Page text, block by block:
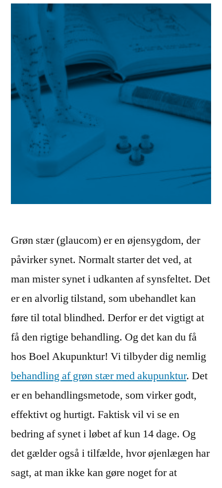
Grøn stær (glaucom) er en øjensygdom, der
påvirker synet. Normalt starter det ved, at
man mister synet i udkanten af synsfeltet. Det
er en alvorlig tilstand, som ubehandlet kan
føre til total blindhed. Derfor er det vigtigt at
få den rigtige behandling. Og det kan du få
hos Boel Akupunktur! Vi tilbyder dig nemlig
behandling af grøn stær med akupunktur. Det
er en behandlingsmetode, som virker godt,
effektivt og hurtigt. Faktisk vil vi se en
bedring af synet i løbet af kun 14 dage. Og
det gælder også i tilfælde, hvor øjenlægen har
sagt, at man ikke kan gøre noget for at